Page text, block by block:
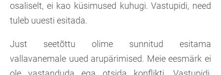
osaliselt, ei kao küsimused kuhugi. Vastupidi, need
tuleb uuesti esitada.
Just seetõttu olime sunnitud esitama
vallavanemale uued arupärimised. Meie eesmärk ei